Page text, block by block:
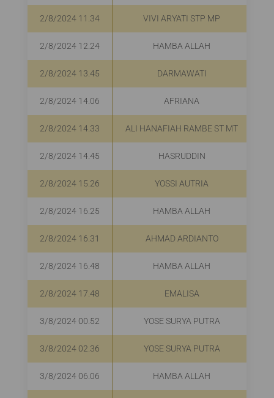
2/8/2024 11.34 VIVI ARYATI STP MP
2/8/2024 12.24 HAMBA ALLAH
2/8/2024 13.45 DARMAWATI
2/8/2024 14.06 AFRIANA
2/8/2024 14.33 ALI HANAFIAH RAMBE ST MT
2/8/2024 14.45 HASRUDDIN
2/8/2024 15.26 YOSSI AUTRIA
2/8/2024 16.25 HAMBA ALLAH
2/8/2024 16.31 AHMAD ARDIANTO
2/8/2024 16.48 HAMBA ALLAH
2/8/2024 17.48 EMALISA
3/8/2024 00.52 YOSE SURYA PUTRA
3/8/2024 02.36 YOSE SURYA PUTRA
3/8/2024 06.06 HAMBA ALLAH